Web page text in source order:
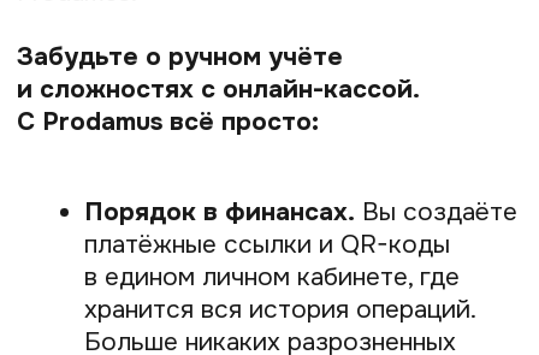
нескольких минут, но в
зависимости от банка покупателя
это может занять до 3 рабочих
дней.
безопасный и универсальный
инструмент, который работает
на любом смартфоне с камерой, будь
то Android или iOS, и не требует наличия
NFC-чипа